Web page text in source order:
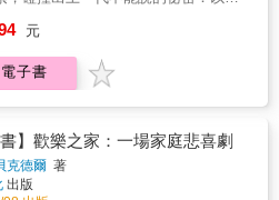
格（Ryan Holmberg）﹏﹏﹏﹏﹏﹏
〆獲二〇〇八年
週刊》年度十大漫畫第三名並給予星
錄別冊」收錄〈作品注釋〉與美國日漫
・洪柏格的解說〈林靜一的新浪潮〉
採用法國首發之紅黑雙色版編修而
代電影都看不太下去，幸好有馬那
帶我們進入或重溫艾可文字的精巧與
漫畫研究者）《玫瑰的名字》漫畫
地解決了傾向用圖像溝通的這個時代
耐性不足的問題，當然也完美地補足
。好的小說，可以從文字出發想像圖
漫畫反其道而行，可以從圖像出發想
更何況執畫筆的人是米羅．馬那哈。
言？瑪嘉莉藉由自身經歷，直陳疾病
會歧視如何壓迫患者的心理，記述乳
體與自我的認知。全書用色亮麗、語
率，貫穿畫面的龐克音樂及The Clash
團，不僅為她罹病後的「第二段人
力量。
家深鎖更久的暗櫃…… ☆艾斯納獎最
件改編漫畫☆浪達文學獎最佳女同志
自傳☆美國圖書館學會石牆圖書獎（非
）、林蔚昀（作家）、紀大偉（《同
》、酷兒科幻小說《膜》作者，政治
文學研究所副教授）、張亦絢（作
元
電子書
書】歡樂之家：一場家庭悲喜劇
克德爾 著
出版